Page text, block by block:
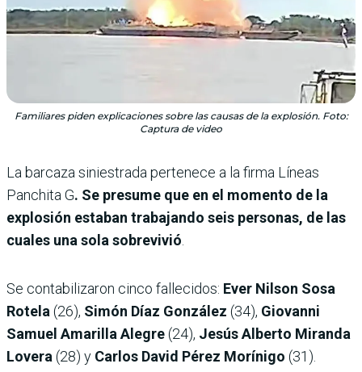
Familiares piden explicaciones sobre las causas de la explosión. Foto:
Captura de video
La barcaza siniestrada pertenece a la firma Líneas
Panchita G. Se presume que en el momento de la
explosión estaban trabajando seis personas, de las
cuales una sola sobrevivió
Se contabilizaron cinco fallecidos: Ever Nilson Sosa
Rotela (26), Simón Díaz González (34), Giovanni
Samuel Amarilla Alegre(24), Jesús Alberto Miranda
Lovera (28) y Carlos David Pérez Morínigo (31).